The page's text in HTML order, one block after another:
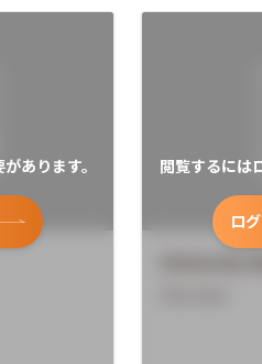
あります。 閲覧するには
ロ